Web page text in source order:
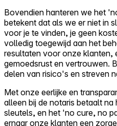
Bovendien hanteren we het
betekent dat als we er niet in
voor je te vinden, je geen
volledig toegewijd aan het
resultaten voor onze klanten,
gemoedsrust en vertrouwen.
delen van risico's en streven
Met onze eerlijke en
alleen bij de notaris betaalt
sleutels, en het 'no cure, no
ernaar onze klanten een